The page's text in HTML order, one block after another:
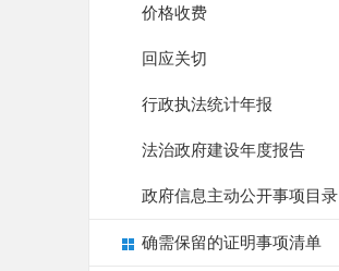
价格收费
回应关切
行政执法统计年报
法治政府建设年度报告
政府信息主动公开事项目录
确需保留的证明事项清单